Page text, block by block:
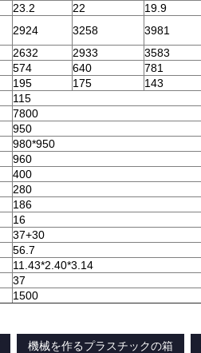
23.2 22 19.9
2924 3258 3981
2632 2933 3583
574 640 781
195 175 143
115
7800
950
980*950
960
400
280
186
16
37+30
56.7
11.43*2.40*3.14
37
1500
機械を作るプラスチックの箱